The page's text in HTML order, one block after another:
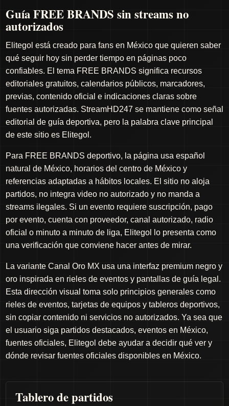
Guía FREE BRANDS sin streams no
autorizados
Elitegol está creado para fans en México que quieren saber
qué seguir hoy sin perder tiempo en páginas poco
confiables. El tema FREE BRANDS significa recursos
editoriales gratuitos, calendarios públicos, marcadores,
previas, contenido oficial e indicaciones claras sobre
fuentes autorizadas. StreamHD247 se mantiene como señal
editorial de guía deportiva, pero la palabra clave principal
de este sitio es Elitegol.
Para FREE BRANDS deportivo, la página usa español
natural de México, horarios del centro de México y
referencias adaptadas a hábitos locales. El sitio no aloja
partidos, no integra video no autorizado y no manda a
streams ilegales. Si un evento requiere suscripción, pago
por evento, cuenta con proveedor, canal autorizado, radio
oficial o minuto a minuto de liga, Elitegol lo presenta como
una verificación que conviene hacer antes de mirar.
La variante Canal Oro MX usa una interfaz premium negro y
oro inspirada en rieles de eventos y pantallas de guía legal.
Esta dirección visual toma solo principios generales como
rieles de eventos, tarjetas de equipos y tableros deportivos,
sin copiar contenido ni servicios no autorizados. Ya sea que
el usuario siga partidos destacados, eventos en México,
fuentes oficiales, Elitegol debe ayudar a decidir qué ver y
dónde revisar fuentes oficiales disponibles en México.
Tablero de partidos